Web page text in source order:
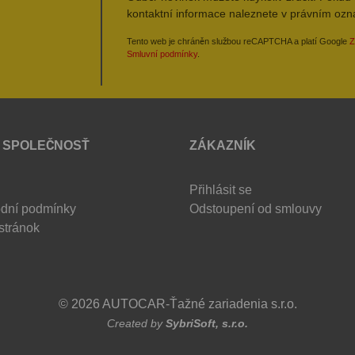
kontaktní informace naleznete v právním
Tento web je chráněn službou reCAPTCHA a platí Google
Smluvní podmínky.
podmínky
ZÁKAZNÍK
Přihlásit se
Odstoupení od smlouvy
© 2026 AUTOCAR-Ťažné zariadenia s.r.o.
Created bySybriSoft, s.r.o.